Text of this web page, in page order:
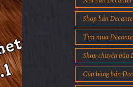
Shop bán
Tìm mua
Shop chuyên
Cửa hàng bán